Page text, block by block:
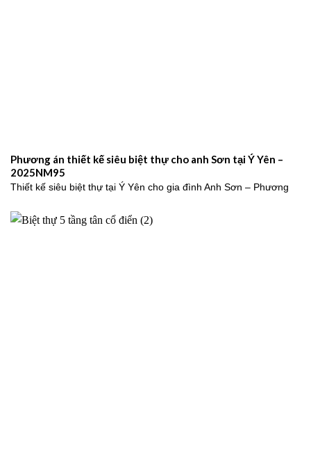
Phương án thiết kế siêu biệt thự cho anh Sơn tại Ý Yên –
2025NM95
Thiết kế siêu biệt thự tại Ý Yên cho gia đình Anh Sơn – Phương